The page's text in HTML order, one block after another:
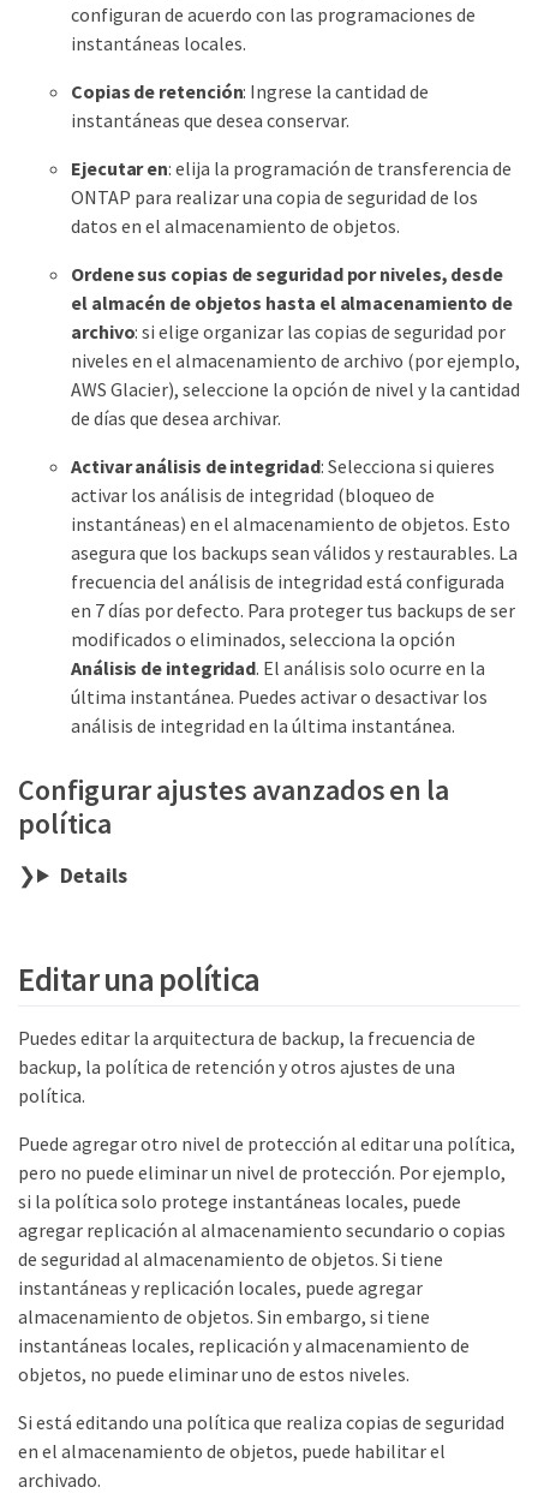
configuran de acuerdo con las programaciones de
instantáneas locales.
Copias de retención: Ingrese la cantidad de
instantáneas que desea conservar.
Ejecutar en: elija la programación de transferencia de
ONTAP para realizar una copia de seguridad de los
datos en el almacenamiento de objetos.
Ordene sus copias de seguridad por niveles, desde
el almacén de objetos hasta el almacenamiento de
archivo: si elige organizar las copias de seguridad por
niveles en el almacenamiento de archivo (por ejemplo,
AWS Glacier), seleccione la opción de nivel y la cantidad
de días que desea archivar.
Activar análisis de integridad: Selecciona si quieres
activar los análisis de integridad (bloqueo de
instantáneas) en el almacenamiento de objetos. Esto
asegura que los backups sean válidos y restaurables. La
frecuencia del análisis de integridad está configurada
en 7 días por defecto. Para proteger tus backups de ser
modificados o eliminados, selecciona la opción
Análisis de integridad. El análisis solo ocurre en la
última instantánea. Puedes activar o desactivar los
análisis de integridad en la última instantánea.
Configurar ajustes avanzados en la
política
Details
Editar una política
Puedes editar la arquitectura de backup, la frecuencia de
backup, la política de retención y otros ajustes de una
política.
Puede agregar otro nivel de protección al editar una política,
pero no puede eliminar un nivel de protección. Por ejemplo,
si la política solo protege instantáneas locales, puede
agregar replicación al almacenamiento secundario o copias
de seguridad al almacenamiento de objetos. Si tiene
instantáneas y replicación locales, puede agregar
almacenamiento de objetos. Sin embargo, si tiene
instantáneas locales, replicación y almacenamiento de
objetos, no puede eliminar uno de estos niveles.
Si está editando una política que realiza copias de seguridad
en el almacenamiento de objetos, puede habilitar el
archivado.